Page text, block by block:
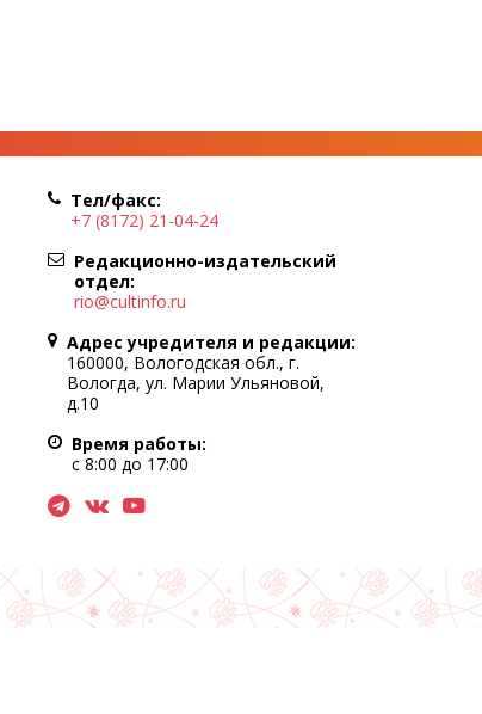
Тел/факс:
+7 (8172) 21-04-24
Редакционно-издательский
отдел:
rio@cultinfo.ru
Адрес учредителя и редакции:
160000, Вологодская обл., г.
Вологда, ул. Марии Ульяновой,
д.10
Время работы:
с 8:00 до 17:00